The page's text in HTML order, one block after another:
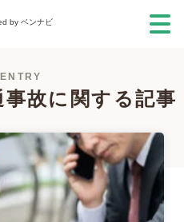
by ベンナビ
故に関する記事